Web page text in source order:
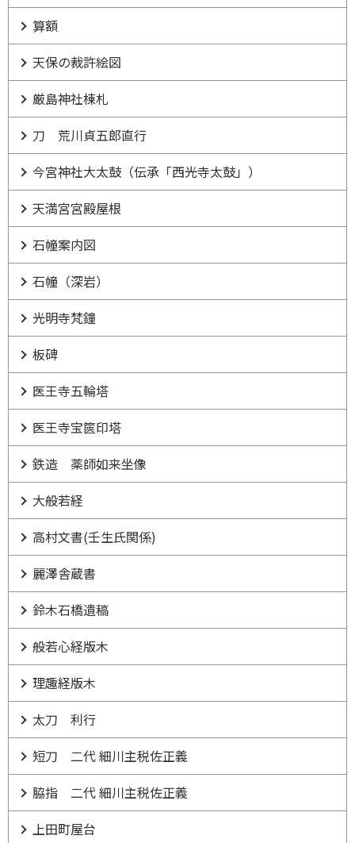
算額
天保の裁許絵図
厳島神社棟札
刀 荒川貞五郎直行
今宮神社大太鼓（伝承「西光寺太鼓」）
天満宮宮殿屋根
石幢案内図
石幢（深岩）
光明寺梵鐘
板碑
医王寺五輪塔
医王寺宝篋印塔
鉄造 薬師如来坐像
大般若経
高村文書(壬生氏関係)
麗澤舎蔵書
鈴木石橋遺稿
般若心経版木
理趣経版木
太刀 利行
短刀 二代 細川主税佐正義
脇指 二代 細川主税佐正義
上田町屋台